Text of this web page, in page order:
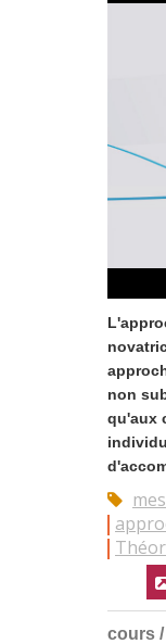
non
qu'aux
cours